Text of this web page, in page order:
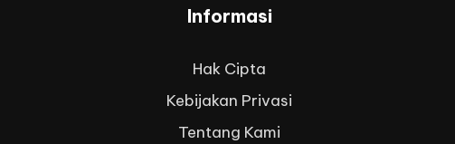
Informasi
Hak Cipta
Kebijakan Privasi
Tentang Kami